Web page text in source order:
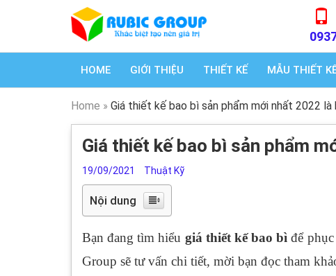
HOME GIỚI THIỆU THIẾT KẾ MẪU THIẾT
Home » Giá thiết kế bao bì sản phẩm mới nhất 2022 là
Giá thiết kế bao bì sản phẩm
19/09/2021 Thuật Kỹ
Nội dung
Bạn đang tìm hiểu giá thiết kế bao bì để
Group sẽ tư vấn chi tiết, mời bạn đọc tham